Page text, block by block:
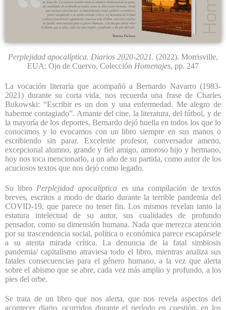
Perplejidad apocalíptica. Diarios 2020-2021. (2022). Morrisville,
EUA: Ojo de Cuervo, Colección Homenajes, pp. 247
La vocación literaria que acompañó a Bernardo Navarro (1983-
2021) durante su corta vida, nos recuerda una frase de Charles
Bukowski: “Escribir es un don y una enfermedad. Me alegro de
haberme contagiado”. Amante del cine, la literatura, del fútbol, y de
la mayoría de los deportes, Bernardo dejó huella en todos los que lo
conocimos y lo evocamos con un libro siempre en sus manos o
escribiendo sin parar. Excelente profesor, conversador ameno,
excepcional alumno, grande y fiel amigo, amoroso hijo y hermano,
hoy nos toca mencionarlo, a un año de su partida, como autor de los
acuciosos textos que nos dejó como legado.
Su libro Perplejidad apocalíptica es una compilación de textos
breves, escritos a modo de diario durante la terrible pandemia del
COVID-19, que parece no tener fin. Los mismos revelan tanto la
estatura intelectual de su autor, sus cualidades de profundo
pensador, como su dimensión humana. Nada que merezca atención
por su trascendencia social, política o económica parece escapársele
a su atenta mirada crítica. La denuncia de la fatal simbiosis
pandemia/ capitalismo atraviesa todo el libro, mientras analiza sus
fatales consecuencias para el género humano, a la vez que alerta
sobre el abismo que se abre, cada vez más amplio y profundo, a los
pies del orbe.
Se trata de un libro que nos alerta, que nos revela aspectos del
acontecer diario, ocurridos durante el período en cuestión, en los